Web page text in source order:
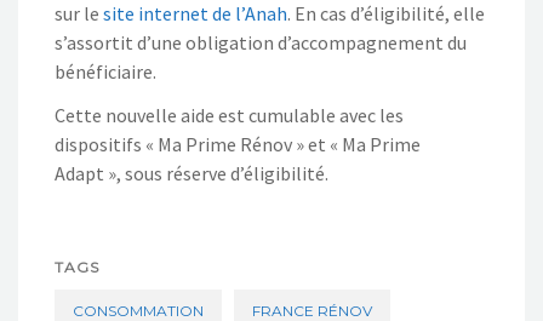
sur le site internet de l’Anah. En cas d’éligibilité, elle
s’assortit d’une obligation d’accompagnement du
bénéficiaire.
Cette nouvelle aide est cumulable avec les
dispositifs « Ma Prime Rénov » et « Ma Prime
Adapt », sous réserve d’éligibilité.
TAGS
CONSOMMATION FRANCE RÉNOV